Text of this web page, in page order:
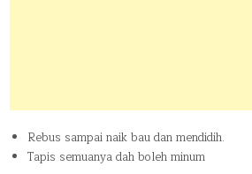
Rebus sampai naik bau dan mendidih.
Tapis semuanya dah boleh minum